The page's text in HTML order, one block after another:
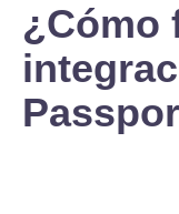
¿Cómo